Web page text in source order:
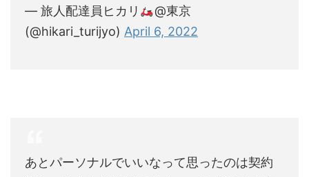
— 旅人配達員ヒカリ
@東京
(@hikari_turijyo) April 6, 2022
あとパーソナルでいいなって思ったのは契約